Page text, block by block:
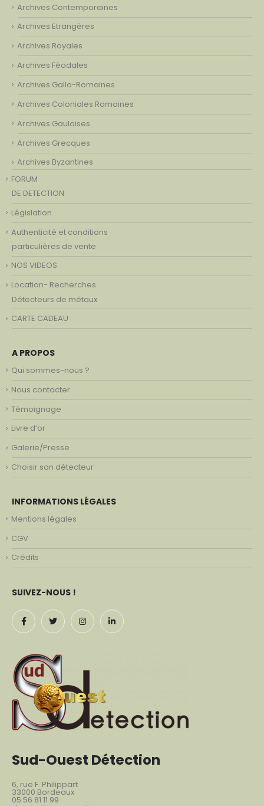
Archives Contemporaines
Archives Etrangères
Archives Royales
Archives Féodales
Archives Gallo-Romaines
Archives Coloniales Romaines
Archives Gauloises
Archives Grecques
Archives Byzantines
FORUM
DE DETECTION
Législation
Authenticité et conditions
particulières de vente
NOS VIDEOS
Location- Recherches
Détecteurs de métaux
CARTE CADEAU
A PROPOS
Qui sommes-nous ?
Nous contacter
Témoignage
Livre d’or
Galerie/Presse
Choisir son détecteur
INFORMATIONS LÉGALES
Mentions légales
CGV
Crédits
SUIVEZ-NOUS !
Sud-Ouest Détection
6, rue F. Philippart
33000 Bordeaux
05 56 81 11 99